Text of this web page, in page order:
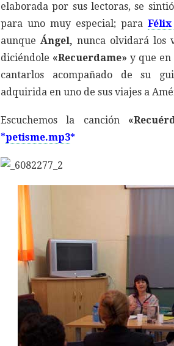
elaborada por sus lectoras, se
para uno muy especial; para Félix
aunqueÁngel, nunca olvidará los
diciéndole «Recuerdame» y que
cantarlos acompañado de su
adquirida en uno de sus viajes a
Escuchemos la canción
*petisme.mp3*